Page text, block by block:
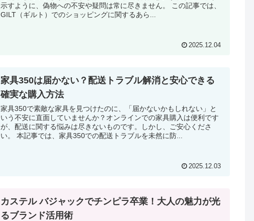
示すように、偽物への不安や疑問は常に尽きません。 この記事では、
GILT（ギルト）でのショッピングに関するあら...
2025.12.04
家具350は届かない？配送トラブル解消と安心できる
確実な購入方法
家具350で素敵な家具を見つけたのに、「届かないかもしれない」と
いう不安に直面していませんか？オンラインでの家具購入は便利です
が、配送に関する悩みは尽きないものです。しかし、ご安心くださ
い。 本記事では、家具350での配送トラブルを未然に防...
2025.12.03
カステル バジャックでチンピラ卒業！大人の魅力が光
るブランド活用術